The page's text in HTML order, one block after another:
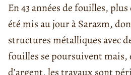
En 43 années de fouilles,
été mis au jour à Sarazm,
structures métalliques avec
fouilles se poursuivent mais,
d’argent, les travaux sont